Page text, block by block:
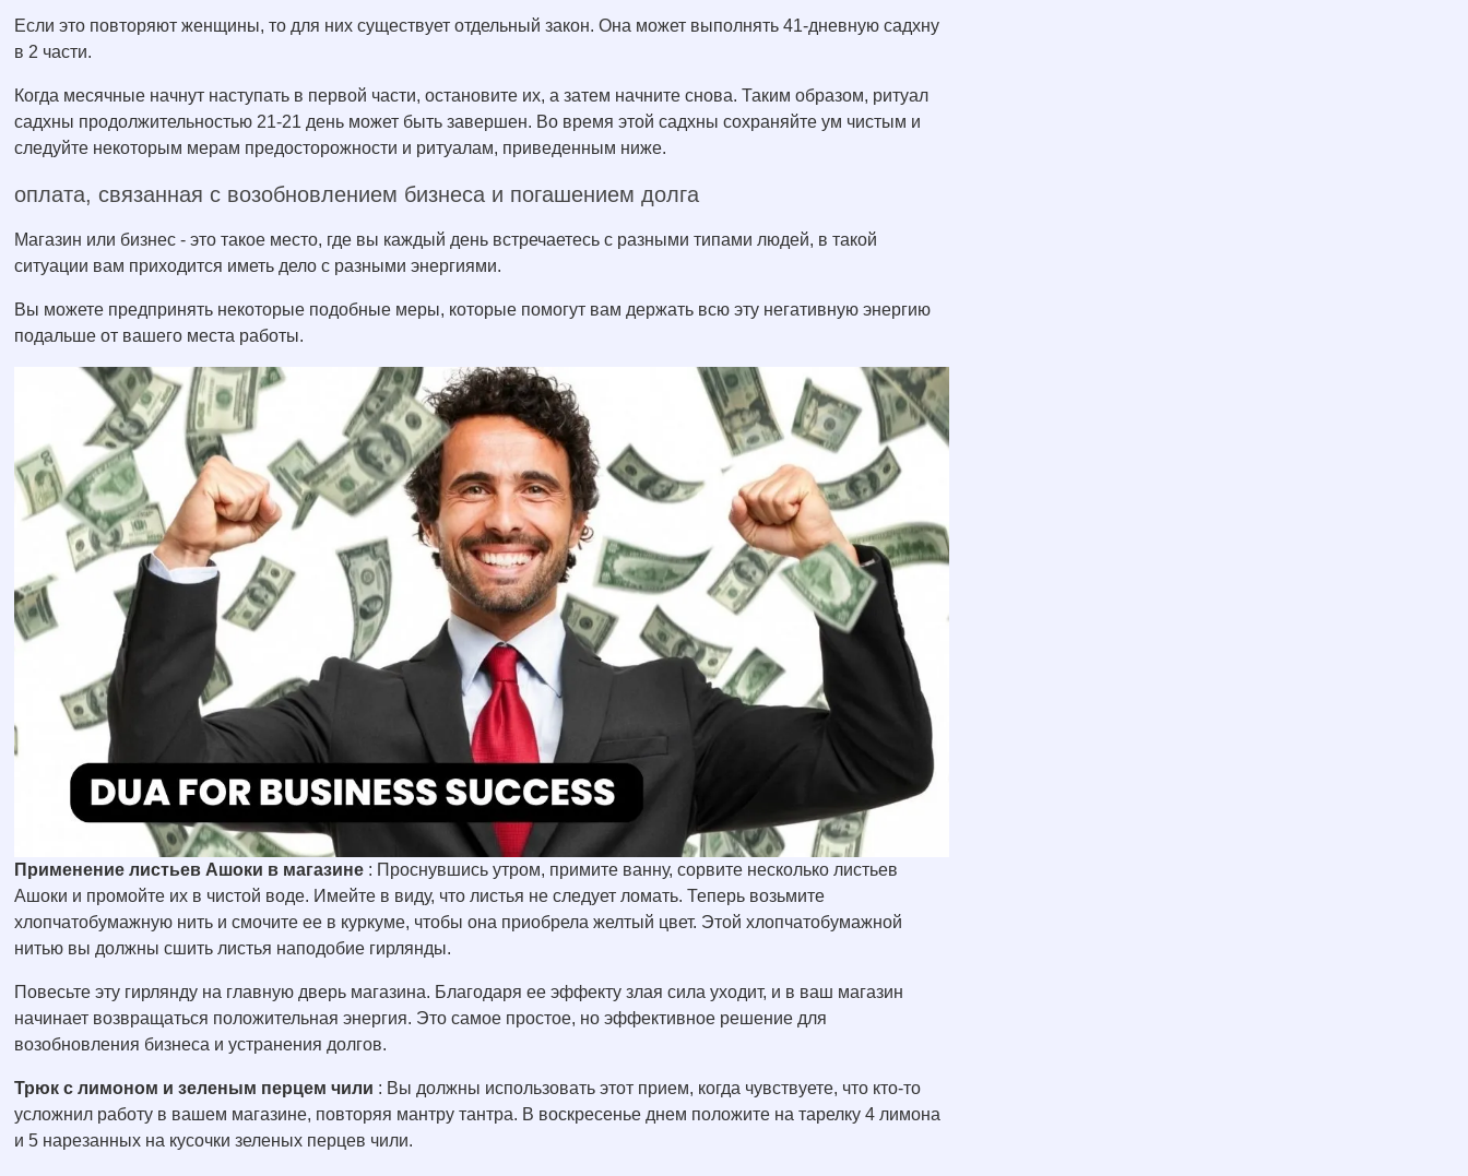
Если это повторяют женщины, то для них существует отдельный закон. Она может выполнять 41-дневную садхну
в 2 части.
Когда месячные начнут наступать в первой части, остановите их, а затем начните снова. Таким образом, ритуал
садхны продолжительностью 21-21 день может быть завершен. Во время этой садхны сохраняйте ум чистым и
следуйте некоторым мерам предосторожности и ритуалам, приведенным ниже.
оплата, связанная с возобновлением бизнеса и погашением долга
Магазин или бизнес - это такое место, где вы каждый день встречаетесь с разными типами людей, в такой
ситуации вам приходится иметь дело с разными энергиями.
Вы можете предпринять некоторые подобные меры, которые помогут вам держать всю эту негативную энергию
подальше от вашего места работы.
Применение листьев Ашоки в магазине : Проснувшись утром, примите ванну, сорвите несколько листьев
Ашоки и промойте их в чистой воде. Имейте в виду, что листья не следует ломать. Теперь возьмите
хлопчатобумажную нить и смочите ее в куркуме, чтобы она приобрела желтый цвет. Этой хлопчатобумажной
нитью вы должны сшить листья наподобие гирлянды.
Повесьте эту гирлянду на главную дверь магазина. Благодаря ее эффекту злая сила уходит, и в ваш магазин
начинает возвращаться положительная энергия. Это самое простое, но эффективное решение для
возобновления бизнеса и устранения долгов.
Трюк с лимоном и зеленым перцем чили : Вы должны использовать этот прием, когда чувствуете, что кто-то
усложнил работу в вашем магазине, повторяя мантру тантра. В воскресенье днем положите на тарелку 4 лимона
и 5 нарезанных на кусочки зеленых перцев чили.